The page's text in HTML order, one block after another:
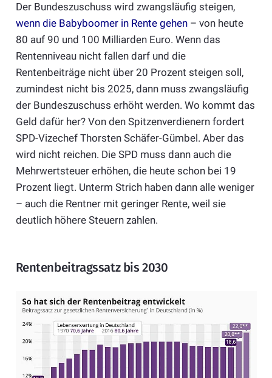
Der Bundeszuschuss wird zwangsläufig steigen,
wenn die Babyboomer in Rente gehen– von heute
80 auf 90 und 100 Milliarden Euro. Wenn das
Rentenniveau nicht fallen darf und die
Rentenbeiträge nicht über 20 Prozent steigen soll,
zumindest nicht bis 2025, dann muss zwangsläufig
der Bundeszuschuss erhöht werden. Wo kommt das
Geld dafür her? Von den Spitzenverdienern fordert
SPD-Vizechef Thorsten Schäfer-Gümbel. Aber das
wird nicht reichen. Die SPD muss dann auch die
Mehrwertsteuer erhöhen, die heute schon bei 19
Prozent liegt. Unterm Strich haben dann alle weniger
– auch die Rentner mit geringer Rente, weil sie
deutlich höhere Steuern zahlen.
Rentenbeitragssatz bis 2030